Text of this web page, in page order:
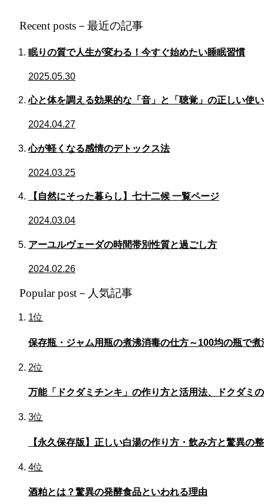
Recent posts－最近の記事
眠りの質で人生が変わる！今すぐ始めたい睡眠習慣
2025.05.30
心と体を調える効果的な「音」と「聴覚」の正しい使
2024.04.27
心が軽くなる感情のデトックス法
2024.03.25
【自然にそった暮らし】七十二候 一覧ページ
2024.03.04
アーユルヴェーダの時間帯別性質と過ごし方
2024.02.26
Popular post－人気記事
1位
保存瓶・ジャム用瓶の煮沸消毒の仕方～100均の瓶で煮
2位
万能「ドクダミチンキ」の作り方と活用法、ドクダミ
3位
【永久保存版】正しい白湯の作り方・飲み方と驚異の
4位
酒粕とは？驚異の発酵食品といわれる理由